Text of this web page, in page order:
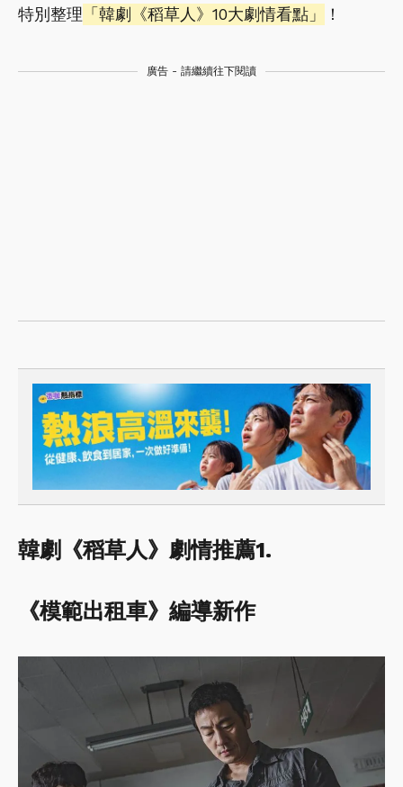
特別整理 「韓劇《稻草人》10大劇情看點」 ！
廣告 - 請繼續往下閱讀
韓劇《稻草人》劇情推薦1.
《模範出租車》編導新作